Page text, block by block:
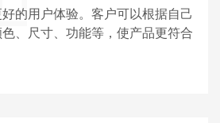
的用户体验。客户可以根据自己
、尺寸、功能等，使产品更符合